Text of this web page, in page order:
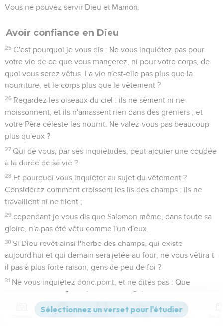
Vous ne pouvez servir Dieu et Mamon.
Avoir confiance en Dieu
25 C'est pourquoi je vous dis : Ne vous inquiétez pas pour
votre vie de ce que vous mangerez, ni pour votre corps, de
quoi vous serez vêtus. La vie n'est-elle pas plus que la
nourriture, et le corps plus que le vêtement ?
26 Regardez les oiseaux du ciel : ils ne sèment ni ne
moissonnent, et ils n'amassent rien dans des greniers ; et
votre Père céleste les nourrit. Ne valez-vous pas beaucoup
plus qu'eux ?
27 Qui de vous, par ses inquiétudes, peut ajouter une coudée
à la durée de sa vie ?
28 Et pourquoi vous inquiéter au sujet du vêtement ?
Considérez comment croissent les lis des champs : ils ne
travaillent ni ne filent ;
29 cependant je vous dis que Salomon même, dans toute sa
gloire, n'a pas été vêtu comme l'un d'eux.
30 Si Dieu revêt ainsi l'herbe des champs, qui existe
aujourd'hui et qui demain sera jetée au four, ne vous vêtira-t-
il pas à plus forte raison, gens de peu de foi ?
31 Ne vous inquiétez donc point, et ne dites pas : Que
mangerons-nous ? que boirons-nous ? de quoi serons-nous
Versions Commentaires Strong